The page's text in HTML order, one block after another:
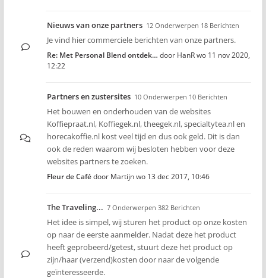
Nieuws van onze partners 12 Onderwerpen 18 Berichten
Je vind hier commerciele berichten van onze partners.
Re: Met Personal Blend ontdek… door HanRwo 11 nov 2020,
12:22
Partners en zustersites 10 Onderwerpen 10 Berichten
Het bouwen en onderhouden van de websites
Koffiepraat.nl, Koffiegek.nl, theegek.nl, specialtytea.nl en
horecakoffie.nl kost veel tijd en dus ook geld. Dit is dan
ook de reden waarom wij besloten hebben voor deze
websites partners te zoeken.
Fleur de Cafédoor Martijnwo 13 dec 2017, 10:46
The Traveling... 7 Onderwerpen 382 Berichten
Het idee is simpel, wij sturen het product op onze kosten
op naar de eerste aanmelder. Nadat deze het product
heeft geprobeerd/getest, stuurt deze het product op
zijn/haar (verzend)kosten door naar de volgende
geïnteresseerde.